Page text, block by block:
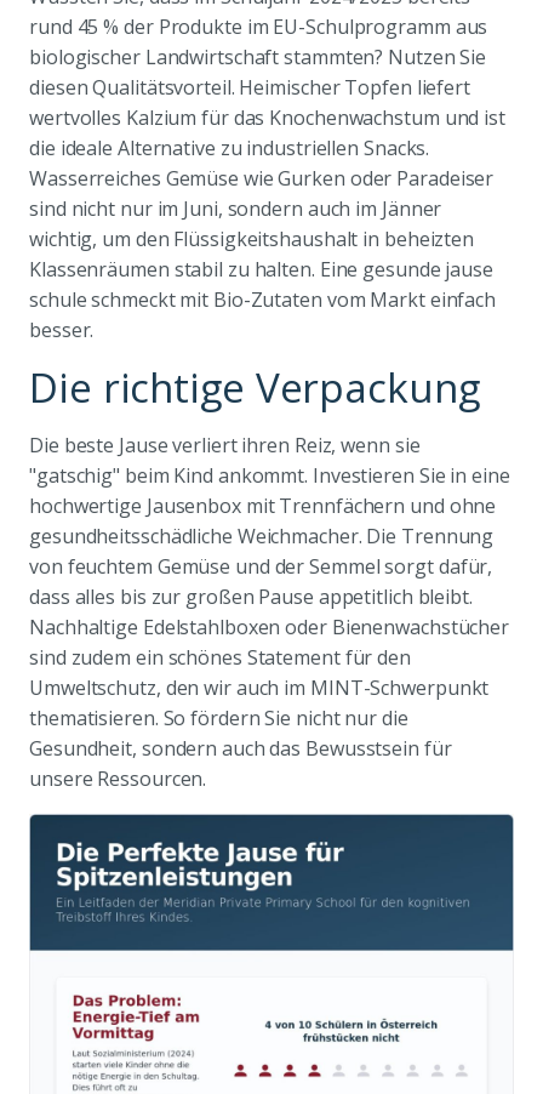
rund 45 % der Produkte im EU-Schulprogramm aus
biologischer Landwirtschaft stammten? Nutzen Sie
diesen Qualitätsvorteil. Heimischer Topfen liefert
wertvolles Kalzium für das Knochenwachstum und ist
die ideale Alternative zu industriellen Snacks.
Wasserreiches Gemüse wie Gurken oder Paradeiser
sind nicht nur im Juni, sondern auch im Jänner
wichtig, um den Flüssigkeitshaushalt in beheizten
Klassenräumen stabil zu halten. Eine gesunde jause
schule schmeckt mit Bio-Zutaten vom Markt einfach
besser.
Die richtige Verpackung
Die beste Jause verliert ihren Reiz, wenn sie
"gatschig" beim Kind ankommt. Investieren Sie in eine
hochwertige Jausenbox mit Trennfächern und ohne
gesundheitsschädliche Weichmacher. Die Trennung
von feuchtem Gemüse und der Semmel sorgt dafür,
dass alles bis zur großen Pause appetitlich bleibt.
Nachhaltige Edelstahlboxen oder Bienenwachstücher
sind zudem ein schönes Statement für den
Umweltschutz, den wir auch im MINT-Schwerpunkt
thematisieren. So fördern Sie nicht nur die
Gesundheit, sondern auch das Bewusstsein für
unsere Ressourcen.